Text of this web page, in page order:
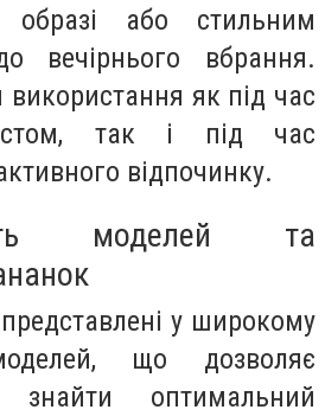
образі або стильним
вечірнього вбрання.
як під час
так і під час
відпочинку.
моделей та
у широкому
що дозволяє
знайти оптимальний